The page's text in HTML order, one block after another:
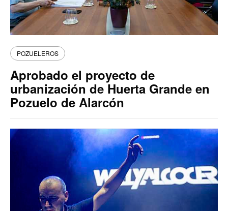
POZUELEROS
Aprobado el proyecto de
urbanización de Huerta Grande en
Pozuelo de Alarcón